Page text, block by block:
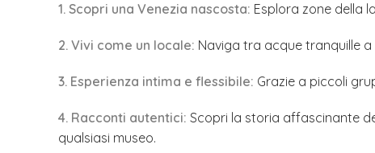
1. Scopri una Venezia nascosta: Esplora zone della
2. Vivi come un locale: Naviga tra acque tranquille
3. Esperienza intima e flessibile: Grazie a piccoli
4. Racconti autentici: Scopri la storia affascinante
qualsiasi museo.